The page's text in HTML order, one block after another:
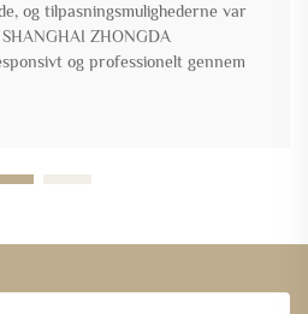
og tilpasningsmulighederne var
ZHONGDA
og professionelt gennem